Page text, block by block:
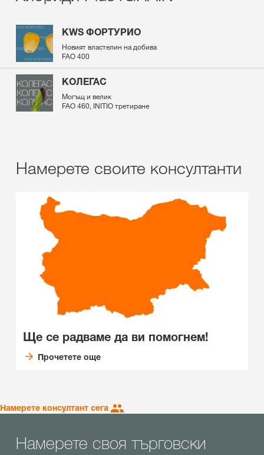
KWS ФОРТУРИО
Новият властелин на добива
FAO 400
КОЛЕГАС
Могъщ и велик
FAO 460, INITIO третиране
Намерете своите консултанти
Ще се радваме да ви помогнем!
Прочетете още
Намерете консултант сега
Намерете своя търговски